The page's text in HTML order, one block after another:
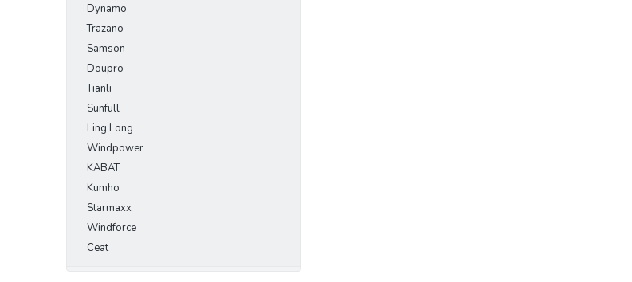
Dynamo
Trazano
Samson
Doupro
Tianli
Sunfull
Ling Long
Windpower
KABAT
Kumho
Starmaxx
Windforce
Ceat